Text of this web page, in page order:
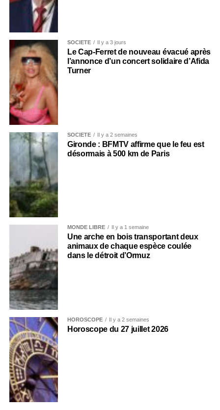
SOCIÉTÉ Il y a 3 jours
Le Cap-Ferret de nouveau évacué après
l’annonce d’un concert solidaire d’Afida
Turner
SOCIÉTÉ Il y a 2 semaines
Gironde : BFMTV affirme que le feu est
désormais à 500 km de Paris
MONDE LIBRE Il y a 1 semaine
Une arche en bois transportant deux
animaux de chaque espèce coulée
dans le détroit d’Ormuz
HOROSCOPE Il y a 2 semaines
Horoscope du 27 juillet 2026